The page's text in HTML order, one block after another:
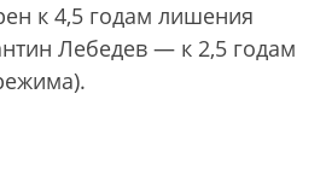
к 4,5 годам лишения
Лебедев — к 2,5 годам